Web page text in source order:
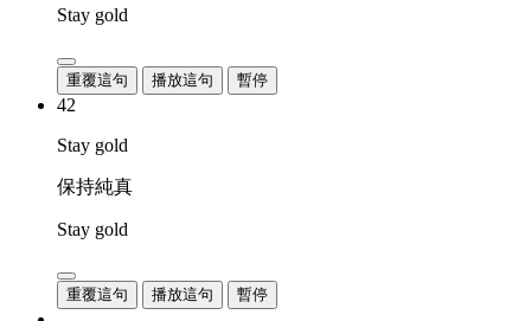
Stay gold
重覆這句 播放這句 暫停
42
Stay gold
保持純真
Stay gold
重覆這句 播放這句 暫停